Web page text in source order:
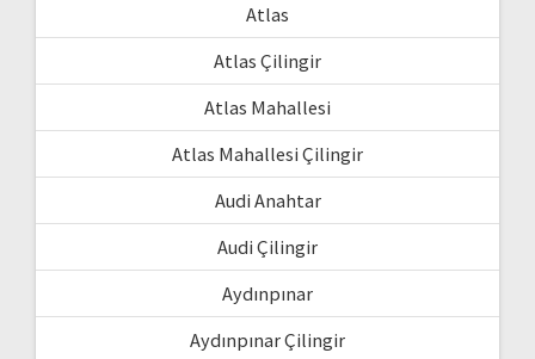
Atlas
Atlas Çilingir
Atlas Mahallesi
Atlas Mahallesi Çilingir
Audi Anahtar
Audi Çilingir
Aydınpınar
Aydınpınar Çilingir